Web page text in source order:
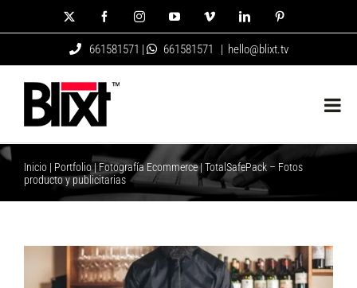
al
FacebookInstagramYouTubeVimeo LinkedIn
661581571 | 661581571 | hello@blixt.tv
Inicio | Portfolio| Fotografía Ecommerce| TotalSafePack – Fotos
producto y publicitarias